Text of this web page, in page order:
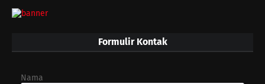
Formulir Kontak
Nama